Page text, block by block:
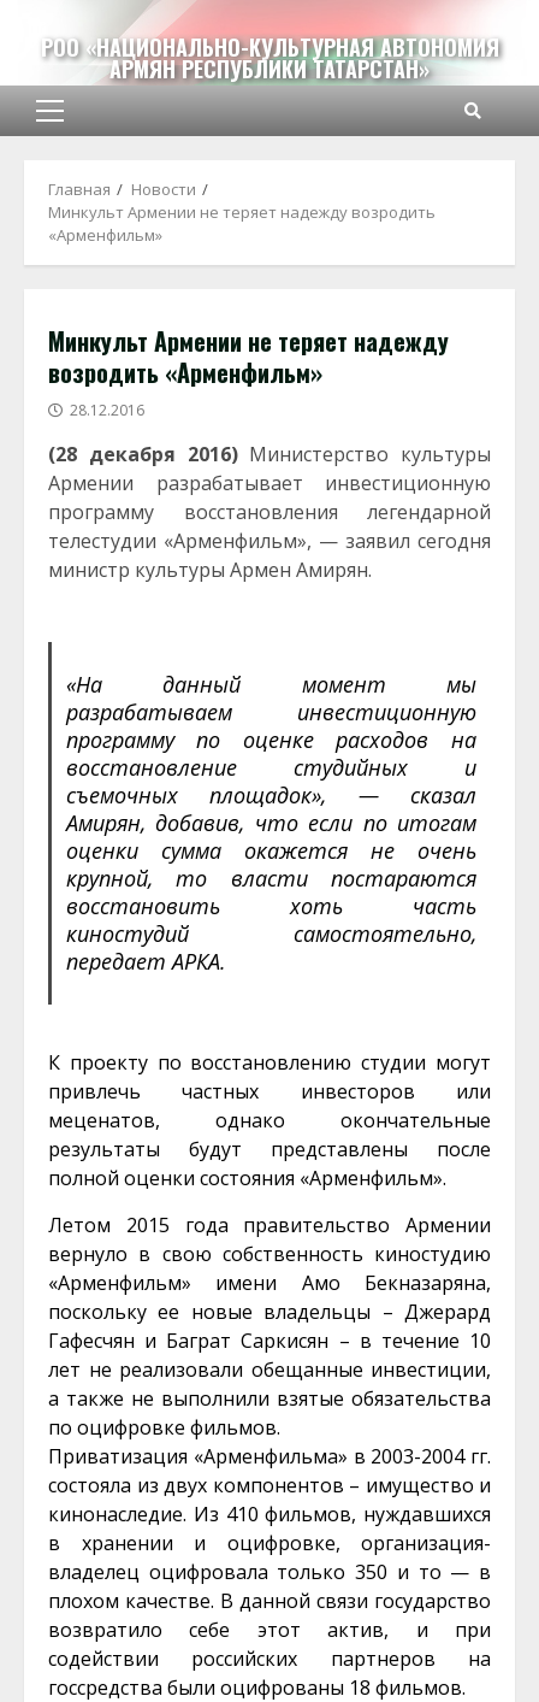
содержимому
РОО «НАЦИОНАЛЬНО-КУЛЬТУРНАЯ АВТОНОМИЯ
АРМЯН РЕСПУБЛИКИ ТАТАРСТАН»
Основное
Главная
Новости
Минкульт Армении не теряет надежду возродить
«Арменфильм»
Минкульт Армении не теряет надежду
возродить «Арменфильм»
28.12.2016
(28 декабря 2016) Министерство культуры
Армении разрабатывает инвестиционную
программу восстановления легендарной
телестудии «Арменфильм», — заявил сегодня
министр культуры Армен Амирян.
«На данный момент мы
разрабатываем инвестиционную
программу по оценке расходов на
восстановление студийных и
съемочных площадок», — сказал
Амирян, добавив, что если по итогам
оценки сумма окажется не очень
крупной, то власти постараются
восстановить хоть часть
киностудий самостоятельно,
передает АРКА.
К проекту по восстановлению студии могут
привлечь частных инвесторов или
меценатов, однако окончательные
результаты будут представлены после
полной оценки состояния «Арменфильм».
Летом 2015 года правительство Армении
вернуло в свою собственность киностудию
«Арменфильм» имени Амо Бекназаряна,
поскольку ее новые владельцы – Джерард
Гафесчян и Баграт Саркисян – в течение 10
лет не реализовали обещанные инвестиции,
а также не выполнили взятые обязательства
по оцифровке фильмов.
Приватизация «Арменфильма» в 2003-2004 гг.
состояла из двух компонентов – имущество и
кинонаследие. Из 410 фильмов, нуждавшихся
в хранении и оцифровке, организация-
владелец оцифровала только 350 и то — в
плохом качестве. В данной связи государство
возвратило себе этот актив, и при
содействии российских партнеров на
госсредства были оцифрованы 18 фильмов.